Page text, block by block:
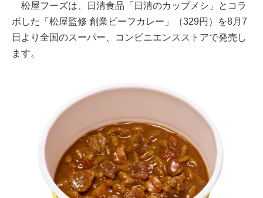
松屋フーズは、日清食品「日清のカップメシ」とコラ
ボした「松屋監修 創業ビーフカレー」（329円）を8月7
日より全国のスーパー、コンビニエンスストアで発売し
ます。